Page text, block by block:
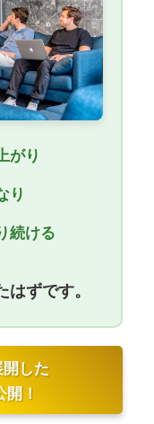
がり
り
続ける
ずです。
した
！